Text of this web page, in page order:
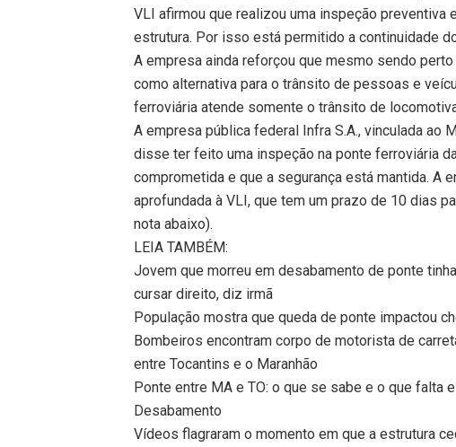
VLI afirmou que realizou uma inspeção preventiva
estrutura. Por isso está permitido a continuidade
A empresa ainda reforçou que mesmo sendo
como alternativa para o trânsito de pessoas e
ferroviária atende somente o trânsito de
A empresa pública federal Infra S.A., vinculada ao
disse ter feito uma inspeção na ponte ferroviária
comprometida e que a segurança está mantida. A
aprofundada à VLI, que tem um prazo de 10 dias
nota abaixo).
LEIA TAMBÉM:
Jovem que morreu em desabamento de ponte
cursar direito, diz irmã
População mostra que queda de ponte impactou
Bombeiros encontram corpo de motorista de
entre Tocantins e o Maranhão
Ponte entre MA e TO: o que se sabe e o que falta
Desabamento
Vídeos flagraram o momento em que a estrutura